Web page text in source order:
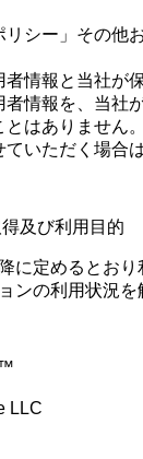
シー」その他
情報と当社が
情報を、当
はありません。
いただく場
得及び利用目的
に定めるとお
の利用状況を
LLC